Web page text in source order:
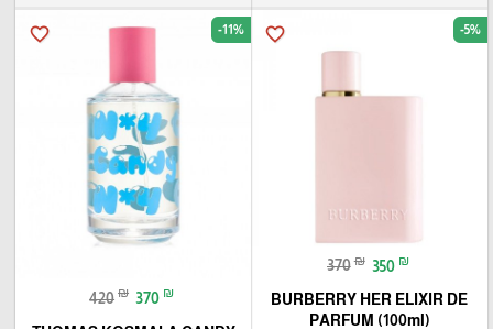
favorite_border -5%
370 ₪ 350 ₪
BURBERRY HER ELIXIR DE
PARFUM (100ml)
favorite_border -11%
420 ₪ 370 ₪